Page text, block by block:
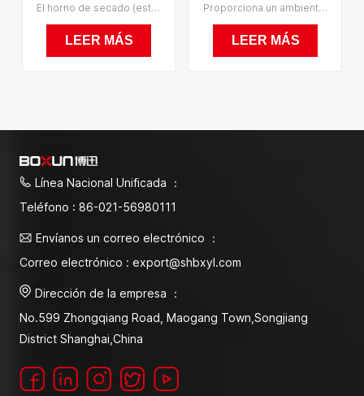
precio de fábrica
chino de 23L
El horno de secado (esterilizador de aire caliente) es aplicable para secar, hornear, fundir y esterilizar empresas industriales y mineras, laboratorios e institutos de investigación científica. Apoyamos al OEM.
LEER MÁS
económico, venta al
por mayor en línea,
25L
Proporciona un ambiente relativamente vacío, lo que reduce efectivamente el punto de ebullición de los artículos y mejora la eficiencia del secado. Se utiliza para secado y horneado de polvo, adecuado para el secado rápido y eficiente de sustancias e ingredientes complejos altamente sensibles al calor, de fácil descomposición y oxidación. Apoyamos al OEM.
LEER MÁS
Línea Nacional Unificada ：
Teléfono : 86-021-56980111
Envíanos un correo electrónico ：
Correo electrónico : export@shbxyl.com
Dirección de la empresa ：
No.599 Zhongqiang Road, Maogang Town,Songjiang
District Shanghai,China